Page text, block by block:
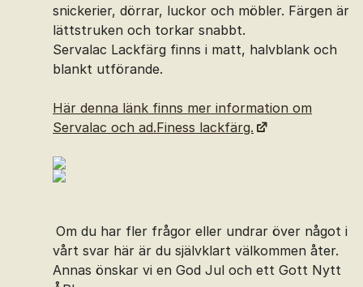
snickerier, dörrar, luckor och möbler. Färgen är
lättstruken och torkar snabbt.
Servalac Lackfärg finns i matt, halvblank och
blankt utförande.
Här denna länk finns mer information om
Servalac och ad.Finess lackfärg.
Om du har fler frågor eller undrar över något i
vårt svar här är du självklart välkommen åter.
Annas önskar vi en God Jul och ett Gott Nytt